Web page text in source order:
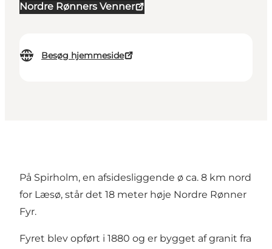
Nordre Rønners Venner
Besøg hjemmeside
På Spirholm, en afsidesliggende ø ca. 8 km nord
for Læsø, står det 18 meter høje Nordre Rønner
Fyr.
Fyret blev opført i 1880 og er bygget af granit fra